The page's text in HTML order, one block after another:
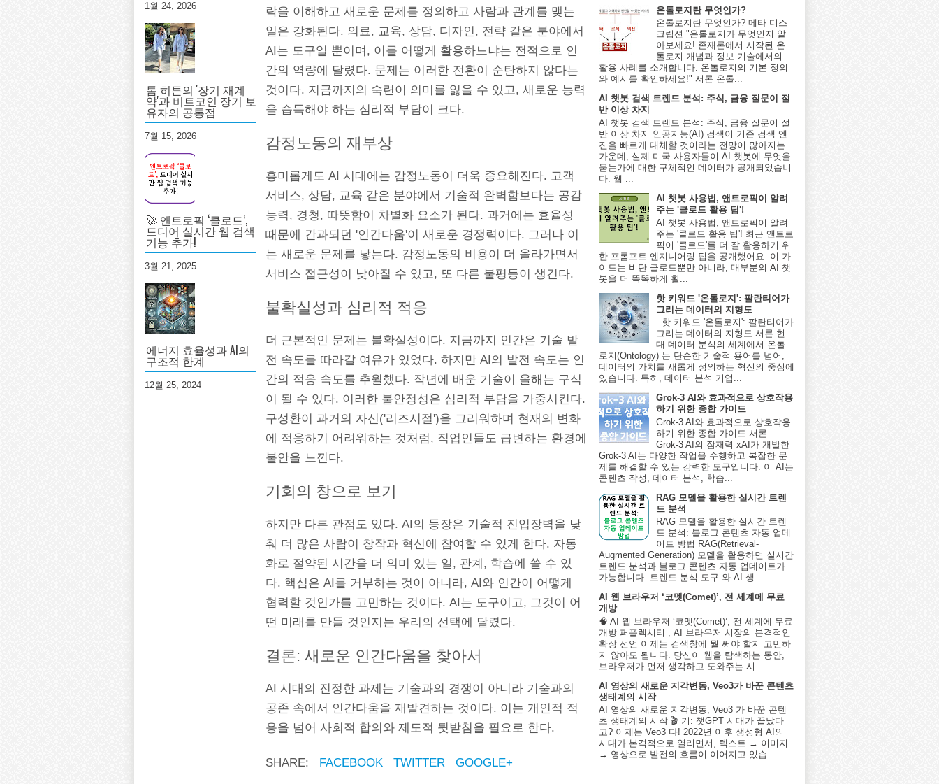
1월 24, 2026
톰 히튼의 '장기 재계
약'과 비트코인 장기 보
유자의 공통점
7월 15, 2026
🚀 앤트로픽 ‘클로드’,
드디어 실시간 웹 검색
기능 추가!
3월 21, 2025
에너지 효율성과 AI의
구조적 한계
12월 25, 2024
락을 이해하고 새로운 문제를 정의하고 사람과 관계를 맺는
일은 강화된다. 의료, 교육, 상담, 디자인, 전략 같은 분야에서
AI는 도구일 뿐이며, 이를 어떻게 활용하느냐는 전적으로 인
간의 역량에 달렸다. 문제는 이러한 전환이 순탄하지 않다는
것이다. 지금까지의 숙련이 의미를 잃을 수 있고, 새로운 능력
을 습득해야 하는 심리적 부담이 크다.
감정노동의 재부상
흥미롭게도 AI 시대에는 감정노동이 더욱 중요해진다. 고객
서비스, 상담, 교육 같은 분야에서 기술적 완벽함보다는 공감
능력, 경청, 따뜻함이 차별화 요소가 된다. 과거에는 효율성
때문에 간과되던 '인간다움'이 새로운 경쟁력이다. 그러나 이
는 새로운 문제를 낳는다. 감정노동의 비용이 더 올라가면서
서비스 접근성이 낮아질 수 있고, 또 다른 불평등이 생긴다.
불확실성과 심리적 적응
더 근본적인 문제는 불확실성이다. 지금까지 인간은 기술 발
전 속도를 따라갈 여유가 있었다. 하지만 AI의 발전 속도는 인
간의 적응 속도를 추월했다. 작년에 배운 기술이 올해는 구식
이 될 수 있다. 이러한 불안정성은 심리적 부담을 가중시킨다.
구성환이 과거의 자신('리즈시절')을 그리워하며 현재의 변화
에 적응하기 어려워하는 것처럼, 직업인들도 급변하는 환경에
불안을 느낀다.
기회의 창으로 보기
하지만 다른 관점도 있다. AI의 등장은 기술적 진입장벽을 낮
춰 더 많은 사람이 창작과 혁신에 참여할 수 있게 한다. 자동
화로 절약된 시간을 더 의미 있는 일, 관계, 학습에 쓸 수 있
다. 핵심은 AI를 거부하는 것이 아니라, AI와 인간이 어떻게
협력할 것인가를 고민하는 것이다. AI는 도구이고, 그것이 어
떤 미래를 만들 것인지는 우리의 선택에 달렸다.
결론: 새로운 인간다움을 찾아서
AI 시대의 진정한 과제는 기술과의 경쟁이 아니라 기술과의
공존 속에서 인간다움을 재발견하는 것이다. 이는 개인적 적
응을 넘어 사회적 합의와 제도적 뒷받침을 필요로 한다.
SHARE: FACEBOOK TWITTER GOOGLE+
온톨로지란 무엇인가?
온톨로지란 무엇인가? 메타 디스
크립션 "온톨로지가 무엇인지 알
아보세요! 존재론에서 시작된 온
톨로지 개념과 정보 기술에서의
활용 사례를 소개합니다. 온톨로지의 기본 정의
와 예시를 확인하세요!" 서론 온톨...
AI 챗봇 검색 트렌드 분석: 주식, 금융 질문이 절
반 이상 차지
AI 챗봇 검색 트렌드 분석: 주식, 금융 질문이 절
반 이상 차지 인공지능(AI) 검색이 기존 검색 엔
진을 빠르게 대체할 것이라는 전망이 많아지는
가운데, 실제 미국 사용자들이 AI 챗봇에 무엇을
묻는가에 대한 구체적인 데이터가 공개되었습니
다. 웹 ...
AI 챗봇 사용법, 앤트로픽이 알려
주는 '클로드 활용 팁'!
AI 챗봇 사용법, 앤트로픽이 알려
주는 '클로드 활용 팁'! 최근 앤트로
픽이 '클로드'를 더 잘 활용하기 위
한 프롬프트 엔지니어링 팁을 공개했어요. 이 가
이드는 비단 클로드뿐만 아니라, 대부분의 AI 챗
봇을 더 똑똑하게 활...
핫 키워드 '온톨로지': 팔란티어가
그리는 데이터의 지형도
핫 키워드 '온톨로지': 팔란티어가
그리는 데이터의 지형도 서론 현
대 데이터 분석의 세계에서 온톨
로지(Ontology) 는 단순한 기술적 용어를 넘어,
데이터의 가치를 새롭게 정의하는 혁신의 중심에
있습니다. 특히, 데이터 분석 기업...
Grok-3 AI와 효과적으로 상호작용
하기 위한 종합 가이드
Grok-3 AI와 효과적으로 상호작용
하기 위한 종합 가이드 서론:
Grok-3 AI의 잠재력 xAI가 개발한
Grok-3 AI는 다양한 작업을 수행하고 복잡한 문
제를 해결할 수 있는 강력한 도구입니다. 이 AI는
콘텐츠 작성, 데이터 분석, 학습...
RAG 모델을 활용한 실시간 트렌
드 분석
RAG 모델을 활용한 실시간 트렌
드 분석: 블로그 콘텐츠 자동 업데
이트 방법 RAG(Retrieval-
Augmented Generation) 모델을 활용하면 실시간
트렌드 분석과 블로그 콘텐츠 자동 업데이트가
가능합니다. 트렌드 분석 도구 와 AI 생...
AI 웹 브라우저 ‘코멧(Comet)’, 전 세계에 무료
개방
🧠 AI 웹 브라우저 ‘코멧(Comet)’, 전 세계에 무료
개방 퍼플렉시티 , AI 브라우저 시장의 본격적인
확장 선언 이제는 검색창에 뭘 써야 할지 고민하
지 않아도 됩니다. 당신이 웹을 탐색하는 동안,
브라우저가 먼저 생각하고 도와주는 시...
AI 영상의 새로운 지각변동, Veo3가 바꾼 콘텐츠
생태계의 시작
AI 영상의 새로운 지각변동, Veo3 가 바꾼 콘텐
츠 생태계의 시작 🎬 기: 챗GPT 시대가 끝났다
고? 이제는 Veo3 다! 2022년 이후 생성형 AI의
시대가 본격적으로 열리면서, 텍스트 → 이미지
→ 영상으로 발전의 흐름이 이어지고 있습...